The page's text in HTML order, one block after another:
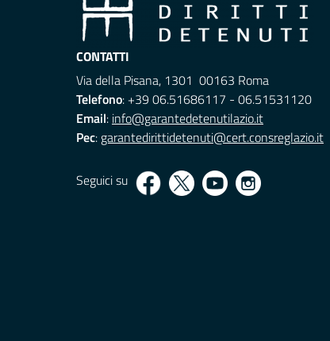
CONTATTI
Via della Pisana, 1301 00163 Roma
Telefono: +39 06.51686117 - 06.51531120
Email: info@garantedetenutilazio.it
Pec: garantedirittidetenuti@cert.consreglazio.it
Seguici su